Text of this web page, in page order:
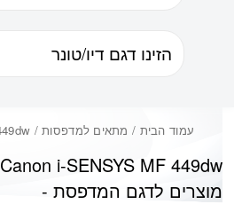
עמוד הבית / מתאים למדפסות / Canon i-SENSYS MF 449dw
Canon i-SENSYS MF 449dw
מוצרים לדגם המדפסת -